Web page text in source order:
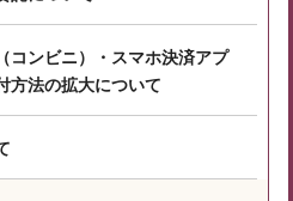
コンビニ）・スマホ決済アプ
方法の拡大について